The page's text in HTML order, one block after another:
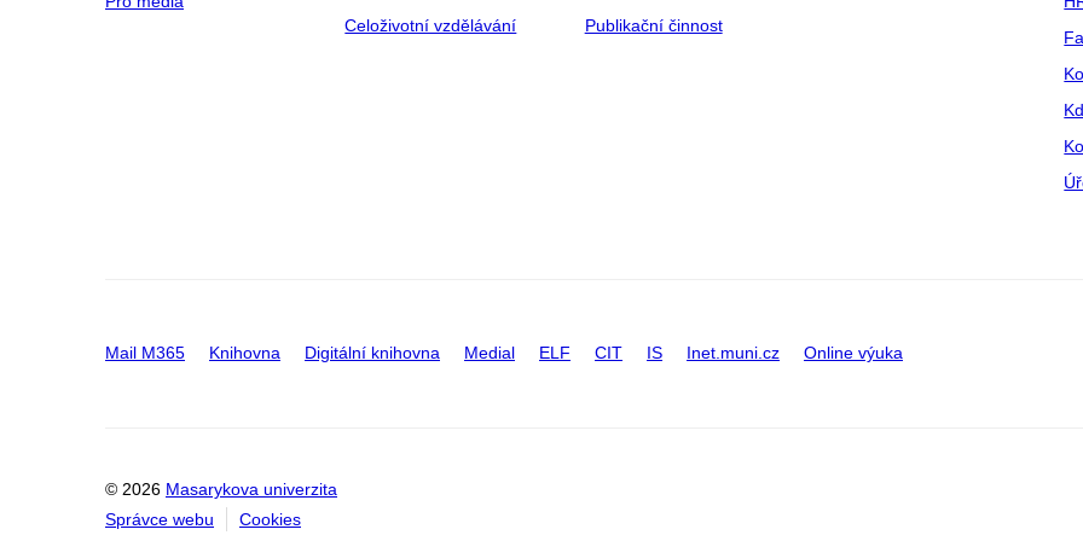
Celoživotní vzdělávání
Publikační činnost
Mail M365 Knihovna Digitální knihovna Medial ELF CIT IS Inet.muni.cz Online výuka
© 2026 Masarykova univerzita
Správce webu
Cookies